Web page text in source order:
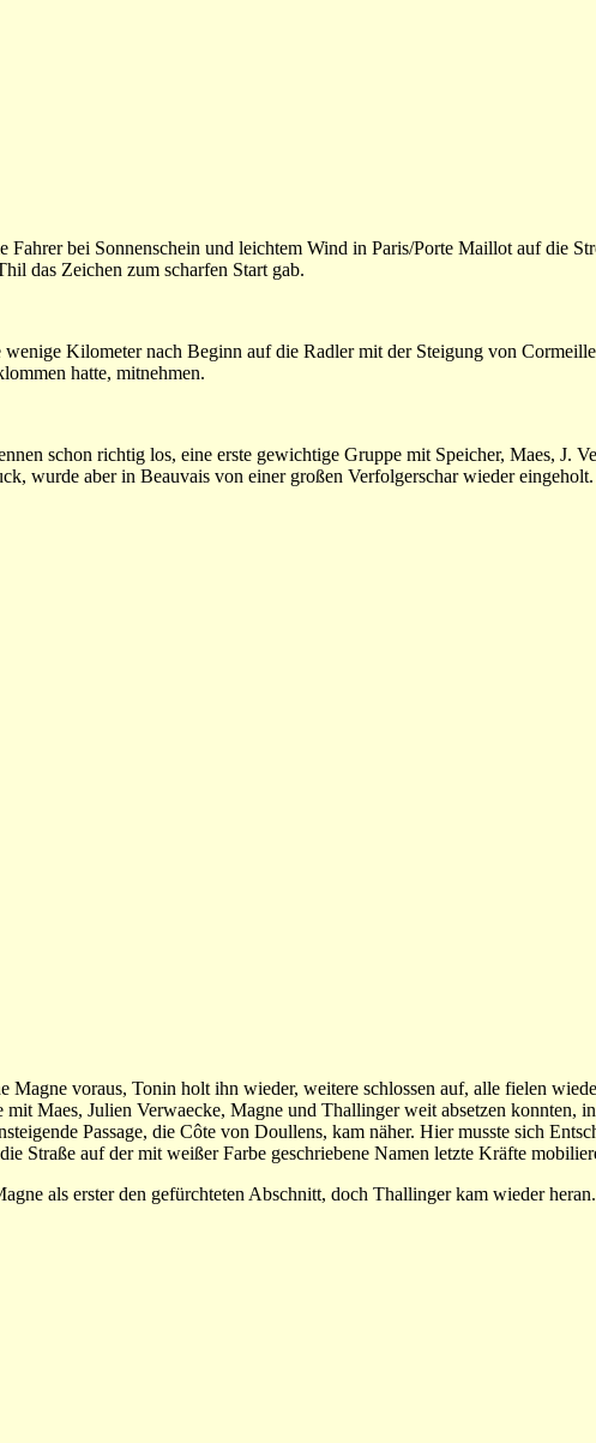
Fahrer bei Sonnenschein und leichtem Wind in Paris/Porte Maillot auf die
das Zeichen zum scharfen Start gab.
Kilometer nach Beginn auf die Radler mit der Steigung von
hatte, mitnehmen.
schon richtig los, eine erste gewichtige Gruppe mit Speicher, Maes, J.
wurde aber in Beauvais von einer großen Verfolgerschar wieder eingeholt.
voraus, Tonin holt ihn wieder, weitere schlossen auf, alle fielen
Maes, Julien Verwaecke, Magne und Thallinger weit absetzen konnten,
Passage, die Côte von Doullens, kam näher. Hier musste sich
Straße auf der mit weißer Farbe geschriebene Namen letzte Kräfte
als erster den gefürchteten Abschnitt, doch Thallinger kam wieder